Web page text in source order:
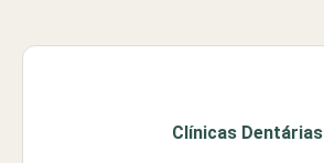
Clínicas Dentárias